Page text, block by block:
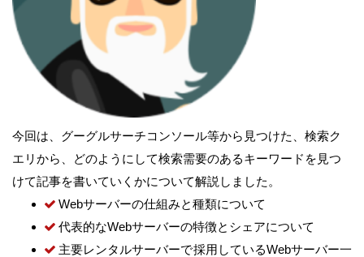
今回は、グーグルサーチコンソール等から見つけた、検索ク
エリから、どのようにして検索需要のあるキーワードを見つ
けて記事を書いていくかについて解説しました。
Webサーバーの仕組みと種類について
代表的なWebサーバーの特徴とシェアについて
主要レンタルサーバーで採用しているWebサーバー一